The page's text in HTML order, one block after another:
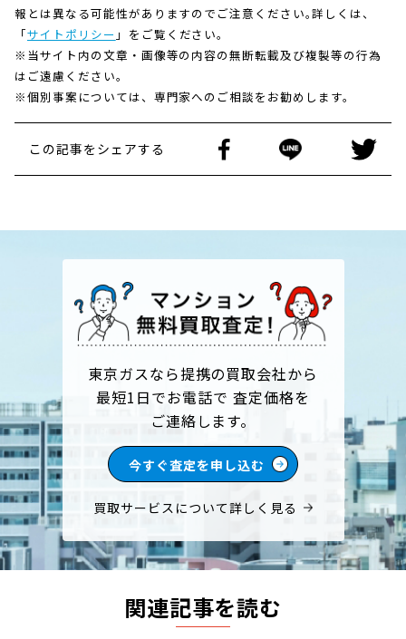
報とは異なる可能性がありますのでご注意ください｡詳しくは、
「サイトポリシー 」をご覧ください。
※当サイト内の文章・画像等の内容の無断転載及び複製等の行為
はご遠慮ください。
※個別事案については、専門家へのご相談をお勧めします。
この記事をシェアする
東京ガスなら提携の買取会社から
最短1日でお電話で 査定価格を
ご連絡します。
今すぐ査定を申し込む
買取サービスについて詳しく見る
関連記事を読む